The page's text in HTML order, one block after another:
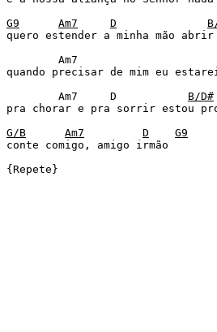
G9
Am7 D
quero estender a minha mão abrir
quando precisar de mim eu
	Am7	D
B/D#
pra chorar e pra sorrir estou
G/B
Am7 D
G9
conte comigo, amigo irmão
{Repete}